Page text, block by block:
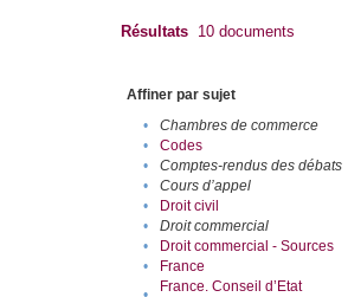
Résultats 10 documents
Affiner par sujet
•
Chambres de commerce
•
Codes
•
Comptes-rendus des débats
•
Cours d’appel
•
Droit civil
•
Droit commercial
•
Droit commercial - Sources
•
France
France. Conseil d’Etat